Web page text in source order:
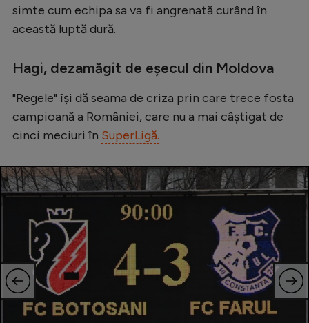
Handbal
Natație
Formula 1
Auto
Rugby
Ciclism
Alte sporturi
JO 2024
JO 2026
simte cum echipa sa va fi angrenată curând în
această luptă dură.
Hagi, dezamăgit de eșecul din Moldova
"Regele" își dă seama de criza prin care trece fosta
campioană a României, care nu a mai câștigat de
cinci meciuri în SuperLigă.